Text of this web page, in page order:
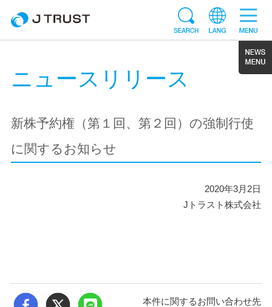
ニュースリリース
新株予約権（第１回、第２回）の強制行使
に関するお知らせ
2020年3月2日
Jトラスト株式会社
本件に関するお問い合わせ先